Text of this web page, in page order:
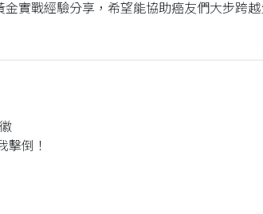
實戰經驗分享，希望能協助癌友們大步跨
擊倒！